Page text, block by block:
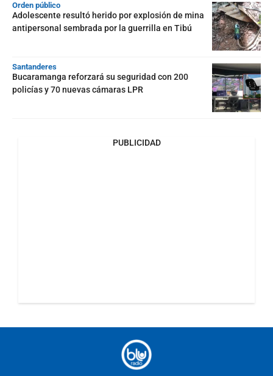
Orden público
Adolescente resultó herido por explosión de mina
antipersonal sembrada por la guerrilla en Tibú
Santanderes
Bucaramanga reforzará su seguridad con 200
policías y 70 nuevas cámaras LPR
PUBLICIDAD